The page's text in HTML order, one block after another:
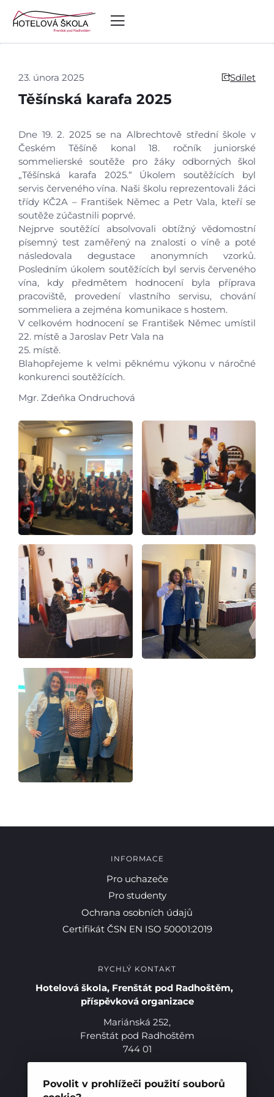
Povolit v prohlížeči použití souborů
Úvod
Aktuálně
Škola
Studium
Projekty
Foto
Video a audio
Virtuální prohlídka
Kontakty
23. února 2025 Sdílet
Těšínská karafa 2025
Dne 19. 2. 2025 se na Albrechtově střední škole v
Českém Těšíně konal 18. ročník juniorské
sommelierské soutěže pro žáky odborných škol
„Těšínská karafa 2025.“ Úkolem soutěžících byl
servis červeného vína. Naši školu reprezentovali žáci
třídy KČ2A – František Němec a Petr Vala, kteří se
soutěže zúčastnili poprvé.
Nejprve soutěžící absolvovali obtížný vědomostní
písemný test zaměřený na znalosti o víně a poté
následovala degustace anonymních vzorků.
Posledním úkolem soutěžících byl servis červeného
vína, kdy předmětem hodnocení byla příprava
pracoviště, provedení vlastního servisu, chování
sommeliera a zejména komunikace s hostem.
V celkovém hodnocení se František Němec umístil
22. místě a Jaroslav Petr Vala na
25. místě.
Blahopřejeme k velmi pěknému výkonu v náročné
konkurenci soutěžících.
Mgr. Zdeňka Ondruchová
INFORMACE
Pro uchazeče
Pro studenty
Ochrana osobních údajů
Certifikát ČSN EN ISO 50001:2019
RYCHLÝ KONTAKT
Hotelová škola, Frenštát pod Radhoštěm,
příspěvková organizace
Mariánská 252,
Frenštát pod Radhoštěm
744 01
E-mail:sekretariat@hotelovkafren.cz